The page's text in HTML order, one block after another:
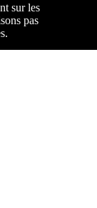
sur les
pas